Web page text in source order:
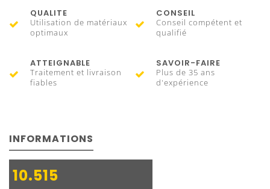
QUALITE
Utilisation de matériaux
optimaux
CONSEIL
Conseil compétent et
qualifié
ATTEIGNABLE
Traitement et livraison
fiables
SAVOIR-FAIRE
Plus de 35 ans
d'expérience
INFORMATIONS
10.515